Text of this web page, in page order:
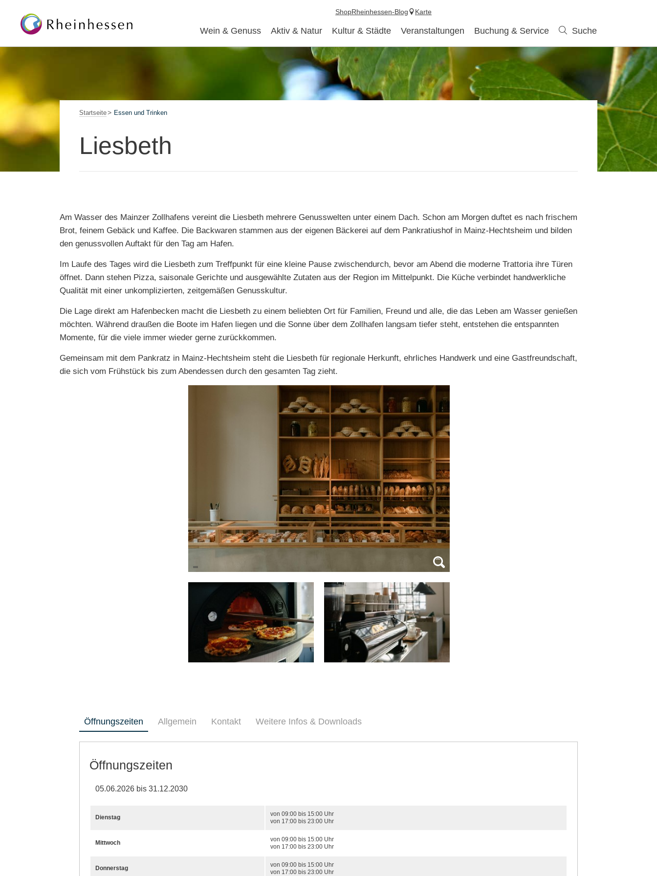
Wein & Genuss Aktiv & Natur Kultur & Städte Veranstaltungen Buchung & Service Suche
ShopRheinhessen-Blog Karte
Startseite Essen und Trinken
Liesbeth
Am Wasser des Mainzer Zollhafens vereint die Liesbeth mehrere Genusswelten unter einem Dach. Schon am Morgen duftet es nach frischem
Brot, feinem Gebäck und Kaffee. Die Backwaren stammen aus der eigenen Bäckerei auf dem Pankratiushof in Mainz-Hechtsheim und bilden
den genussvollen Auftakt für den Tag am Hafen.
Im Laufe des Tages wird die Liesbeth zum Treffpunkt für eine kleine Pause zwischendurch, bevor am Abend die moderne Trattoria ihre Türen
öffnet. Dann stehen Pizza, saisonale Gerichte und ausgewählte Zutaten aus der Region im Mittelpunkt. Die Küche verbindet handwerkliche
Qualität mit einer unkomplizierten, zeitgemäßen Genusskultur.
Die Lage direkt am Hafenbecken macht die Liesbeth zu einem beliebten Ort für Familien, Freund und alle, die das Leben am Wasser genießen
möchten. Während draußen die Boote im Hafen liegen und die Sonne über dem Zollhafen langsam tiefer steht, entstehen die entspannten
Momente, für die viele immer wieder gerne zurückkommen.
Gemeinsam mit dem Pankratz in Mainz-Hechtsheim steht die Liesbeth für regionale Herkunft, ehrliches Handwerk und eine Gastfreundschaft,
die sich vom Frühstück bis zum Abendessen durch den gesamten Tag zieht.
Öffnungszeiten Allgemein Kontakt Weitere Infos & Downloads
Öffnungszeiten
05.06.2026 bis 31.12.2030
Dienstag
von 09:00 bis 15:00 Uhr
von 17:00 bis 23:00 Uhr
Mittwoch
von 09:00 bis 15:00 Uhr
von 17:00 bis 23:00 Uhr
Donnerstag
von 09:00 bis 15:00 Uhr
von 17:00 bis 23:00 Uhr